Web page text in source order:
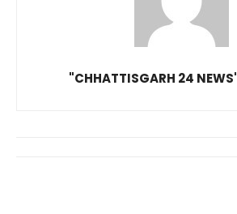
"CHHATTISGARH 24